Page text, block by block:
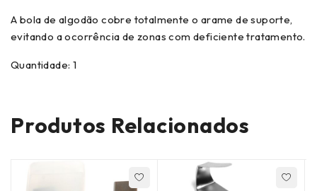
A bola de algodão cobre totalmente o arame de suporte,
evitando a ocorrência de zonas com deficiente tratamento.
Quantidade: 1
Produtos Relacionados